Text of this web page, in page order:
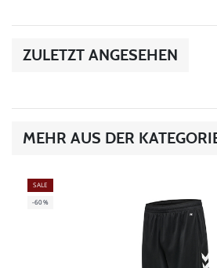
ZULETZT ANGESEHEN
MEHR AUS DER
SALE
-60%